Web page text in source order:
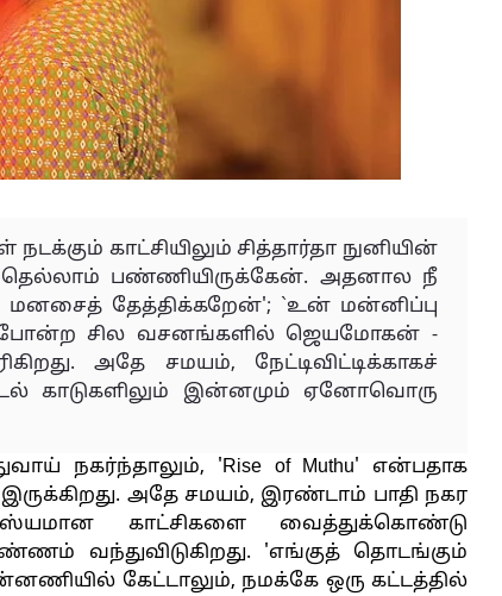
காட்சியிலும் சித்தார்தா நுனியின்
பண்ணியிருக்கேன். அதனால நீ
தேத்திக்கறேன்'; `உன் மன்னிப்பு
போன்ற சில வசனங்களில் ஜெயமோகன் -
அதே சமயம், நேட்டிவிட்டிக்காகச்
காடுகளிலும் இன்னமும் ஏனோவொரு
நகர்ந்தாலும், 'Rise of Muthu' என்பதாக
அதே சமயம், இரண்டாம் பாதி நகர
காட்சிகளை வைத்துக்கொண்டு
வந்துவிடுகிறது. 'எங்குத் தொடங்கும்
கேட்டாலும், நமக்கே ஒரு கட்டத்தில்